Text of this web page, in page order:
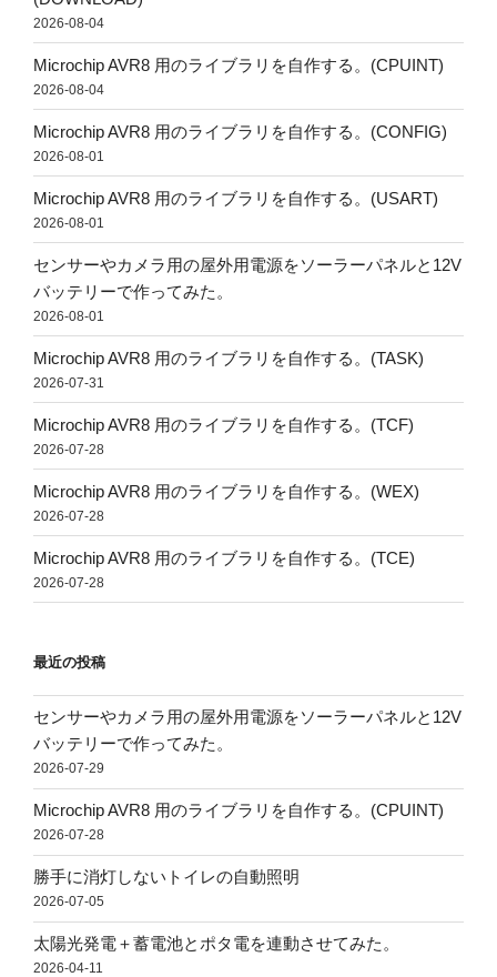
2026-08-04
Microchip AVR8 用のライブラリを自作する。(CPUINT)
2026-08-04
Microchip AVR8 用のライブラリを自作する。(CONFIG)
2026-08-01
Microchip AVR8 用のライブラリを自作する。(USART)
2026-08-01
センサーやカメラ用の屋外用電源をソーラーパネルと12V
バッテリーで作ってみた。
2026-08-01
Microchip AVR8 用のライブラリを自作する。(TASK)
2026-07-31
Microchip AVR8 用のライブラリを自作する。(TCF)
2026-07-28
Microchip AVR8 用のライブラリを自作する。(WEX)
2026-07-28
Microchip AVR8 用のライブラリを自作する。(TCE)
2026-07-28
最近の投稿
センサーやカメラ用の屋外用電源をソーラーパネルと12V
バッテリーで作ってみた。
2026-07-29
Microchip AVR8 用のライブラリを自作する。(CPUINT)
2026-07-28
勝手に消灯しないトイレの自動照明
2026-07-05
太陽光発電＋蓄電池とポタ電を連動させてみた。
2026-04-11